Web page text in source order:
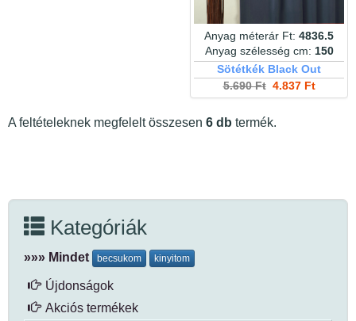
Anyag méterár Ft: 4836.5
Anyag szélesség cm: 150
Sötétkék Black Out
5.690 Ft4.837 Ft
A feltételeknek megfelelt összesen 6 db termék.
Kategóriák
»»» Mindet becsukom kinyitom
Újdonságok
Akciós termékek